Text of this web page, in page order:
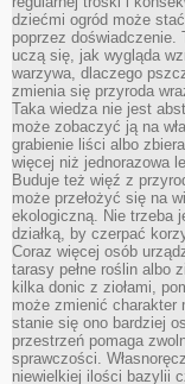
dziećmi ogród może
poprzez doświadczenie.
uczą się, jak wygląda
warzywa, dlaczego
zmienia się przyroda
Taka wiedza nie jest
może zobaczyć ją na
grabienie liści albo
więcej niż jednorazowa
Buduje też więź z
może przełożyć się na
ekologiczną. Nie trzeba
działką, by czerpać
Coraz więcej osób
tarasy pełne roślin albo
kilka donic z ziołami,
może zmienić charakter
stanie się ono bardziej
przestrzeń pomaga
sprawczości.
niewielkiej ilości bazylii